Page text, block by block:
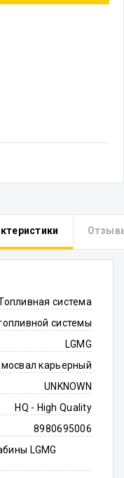
система
системы
LGMG
карьерный
UNKNOWN
HQ - High Quality
8980695006
LGMG